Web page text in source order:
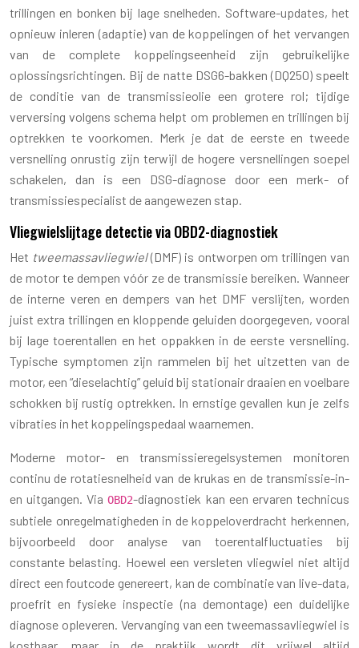
trillingen en bonken bij lage snelheden. Software-updates, het
opnieuw inleren (adaptie) van de koppelingen of het vervangen
van de complete koppelingseenheid zijn gebruikelijke
oplossingsrichtingen. Bij de natte DSG6-bakken (DQ250) speelt
de conditie van de transmissieolie een grotere rol; tijdige
verversing volgens schema helpt om problemen en trillingen bij
optrekken te voorkomen. Merk je dat de eerste en tweede
versnelling onrustig zijn terwijl de hogere versnellingen soepel
schakelen, dan is een DSG-diagnose door een merk- of
transmissiespecialist de aangewezen stap.
Vliegwielslijtage detectie via OBD2-diagnostiek
Het tweemassavliegwiel(DMF) is ontworpen om trillingen van
de motor te dempen vóór ze de transmissie bereiken. Wanneer
de interne veren en dempers van het DMF verslijten, worden
juist extra trillingen en kloppende geluiden doorgegeven, vooral
bij lage toerentallen en het oppakken in de eerste versnelling.
Typische symptomen zijn rammelen bij het uitzetten van de
motor, een “dieselachtig” geluid bij stationair draaien en voelbare
schokken bij rustig optrekken. In ernstige gevallen kun je zelfs
vibraties in het koppelingspedaal waarnemen.
Moderne motor- en transmissieregelsystemen monitoren
continu de rotatiesnelheid van de krukas en de transmissie-in-
en uitgangen. ViaOBD2-diagnostiek kan een ervaren technicus
subtiele onregelmatigheden in de koppeloverdracht herkennen,
bijvoorbeeld door analyse van toerentalfluctuaties bij
constante belasting. Hoewel een versleten vliegwiel niet altijd
direct een foutcode genereert, kan de combinatie van live-data,
proefrit en fysieke inspectie (na demontage) een duidelijke
diagnose opleveren. Vervanging van een tweemassavliegwiel is